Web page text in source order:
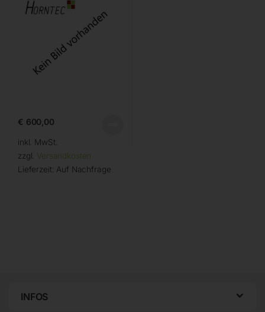
€ 600,00
inkl. MwSt.
zzgl. Versandkosten
Lieferzeit: Auf Nachfrage
INFOS